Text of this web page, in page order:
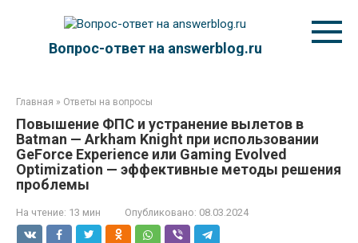
Вопрос-ответ на answerblog.ru
Главная » Ответы на вопросы
Повышение ФПС и устранение вылетов в
Batman — Arkham Knight при использовании
GeForce Experience или Gaming Evolved
Optimization — эффективные методы решения
проблемы
На чтение: 13 мин Опубликовано: 08.03.2024